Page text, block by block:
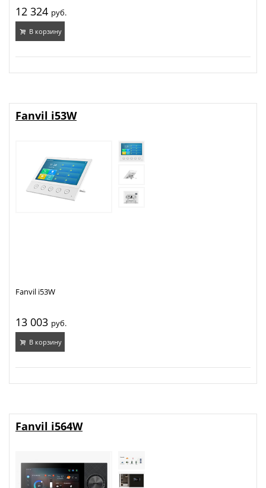
12 324 руб.
В корзину
13 003 руб.
В корзину
Fanvil i53W
Fanvil i53W
Fanvil i564W